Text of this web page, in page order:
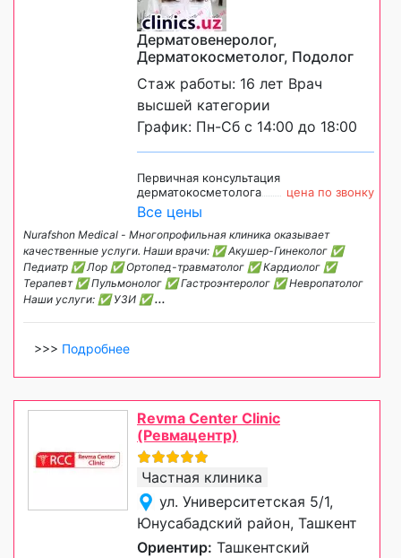
Дерматовенеролог,
Дерматокосметолог, Подолог
Стаж работы: 16 лет Врач
высшей категории
График: Пн-Сб с 14:00 до 18:00
Первичная консультация
дерматокосметолога
цена по звонку
Все цены
Nurafshon Medical - Многопрофильная клиника оказывает
качественные услуги. Наши врачи: ✅ Акушер-Гинеколог ✅
Педиатр ✅ Лор ✅ Ортопед-травматолог ✅ Кардиолог ✅
Терапевт ✅ Пульмонолог ✅ Гастроэнтеролог ✅ Невропатолог
Наши услуги: ✅ УЗИ ✅...
>>> Подробнее
Revma Center Clinic
(Ревмацентр)
Частная клиника
ул. Университетская 5/1,
Юнусабадский район, Ташкент
Ориентир: Ташкентский